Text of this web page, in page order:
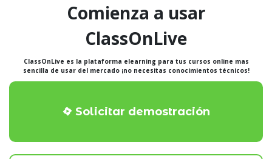
Comienza a usar
ClassOnLive
ClassOnLive es la plataforma elearning para tus cursos online mas
sencilla de usar del mercado ¡no necesitas conocimientos técnicos!
Solicitar demostración